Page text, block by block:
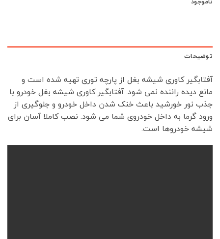
توضیحات
آفتابگیر کاوری شیشه بغل از پارچه توری تهیه شده است و
مانع دیده راننده نمی شود. آفتابگیر کاوری شیشه بغل خودرو با
جذب نور خورشید باعث خنک شدن داخل خودرو و جلوگیری از
ورود گرما به داخل خودروی شما می شود. نصب کاملا آسان برای
شیشه خودروها است.